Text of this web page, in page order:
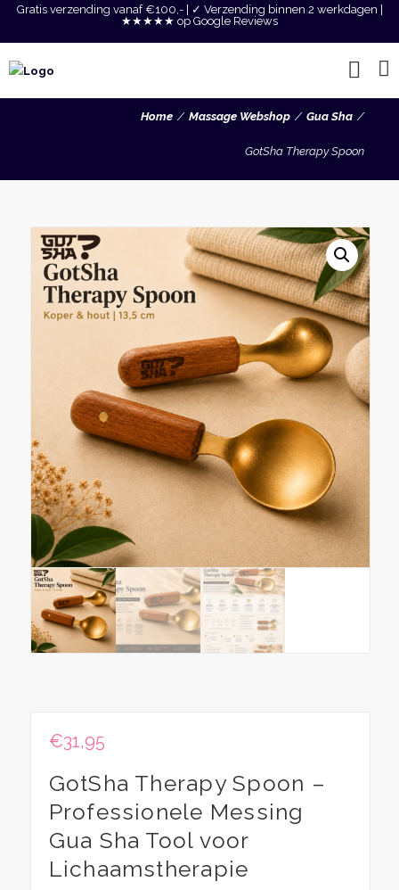
Gratis verzending vanaf €100,- | ✓ Verzending binnen 2 werkdagen |
★★★★★ op Google Reviews
Home Massage Webshop Gua Sha
GotSha Therapy Spoon
€31,95
GotSha Therapy Spoon –
Professionele Messing
Gua Sha Tool voor
Lichaamstherapie